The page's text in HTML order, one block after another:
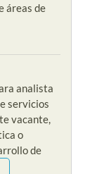
áreas de
analista
servicios
vacante,
o
de